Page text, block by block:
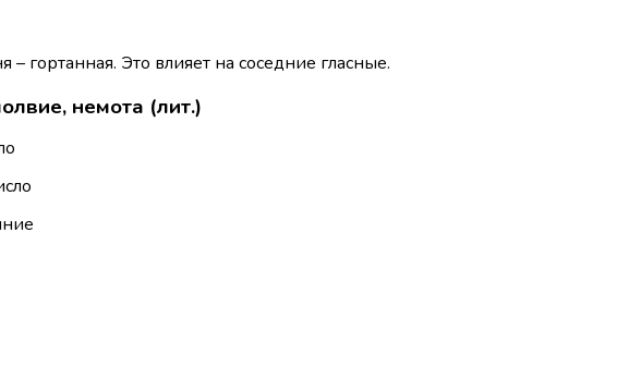
– гортанная. Это влияет на соседние гласные.
немота (лит.)